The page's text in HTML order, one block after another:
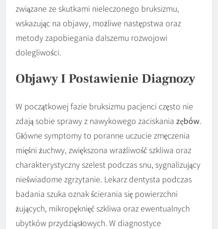
związane ze skutkami nieleczonego bruksizmu,
wskazując na objawy, możliwe następstwa oraz
metody zapobiegania dalszemu rozwojowi
dolegliwości.
Objawy I Postawienie Diagnozy
W początkowej fazie bruksizmu pacjenci często nie
zdają sobie sprawy z nawykowego zaciskania zębów.
Główne symptomy to poranne uczucie zmęczenia
mięśni żuchwy, zwiększona wrażliwość szkliwa oraz
charakterystyczny szelest podczas snu, sygnalizujący
nieświadome zgrzytanie. Lekarz dentysta podczas
badania szuka oznak ścierania się powierzchni
żujących, mikropęknięć szkliwa oraz ewentualnych
ubytków przydziąsłowych. W diagnostyce